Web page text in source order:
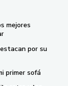
mejores
por su
primer sofá